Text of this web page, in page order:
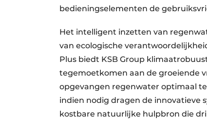
bedieningselementen de
Het intelligent inzetten van
van ecologische
Plus biedt KSB Group
tegemoetkomen aan de groeiende
opgevangen regenwater optimaal
indien nodig dragen de innovatieve
kostbare natuurlijke hulpbron die